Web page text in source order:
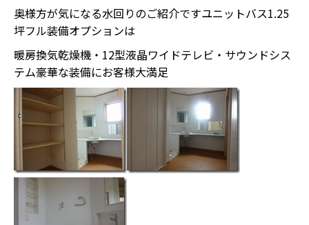
奥様方が気になる水回りのご紹介ですユニットバス1.25
坪フル装備オプションは
暖房換気乾燥機・12型液晶ワイドテレビ・サウンドシス
テム豪華な装備にお客様大満足